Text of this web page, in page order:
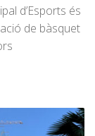
d’Esports és
de bàsquet